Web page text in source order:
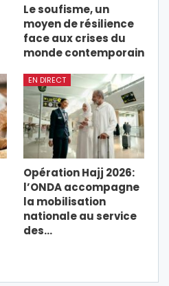
Le soufisme, un
moyen de résilience
face aux crises du
monde contemporain
EN DIRECT
Opération Hajj 2026:
l’ONDA accompagne
la mobilisation
nationale au service
des…